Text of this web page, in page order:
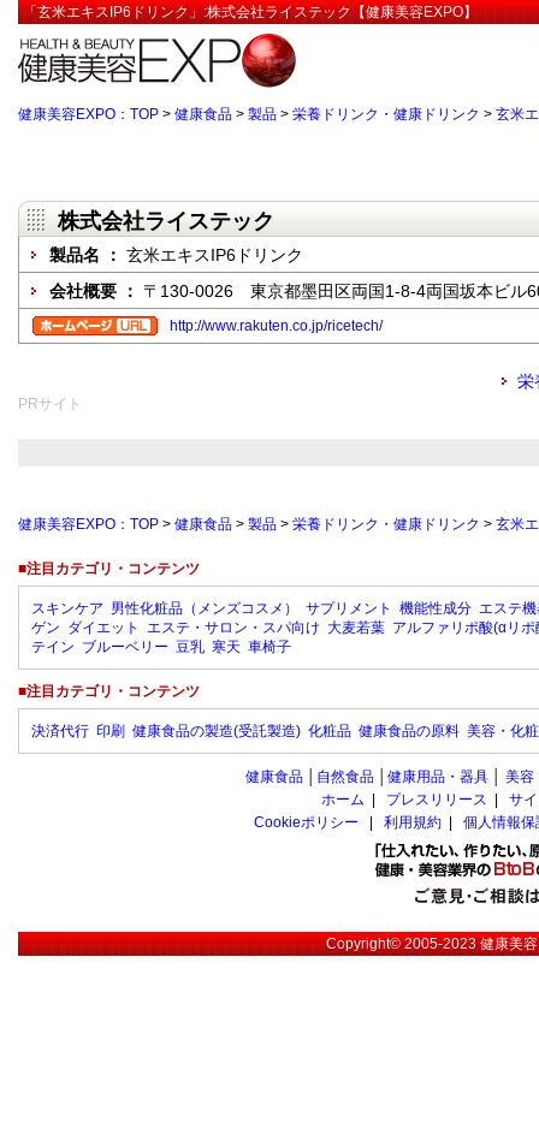
「玄米エキスIP6ドリンク」:株式会社ライステック【健康美容EXPO】
健康美容EXPO：TOP > 健康食品 > 製品 > 栄養ドリンク・健康ドリンク > 玄米
株式会社ライステック
製品名 ： 玄米エキスIP6ドリンク
会社概要 ： 〒130-0026 東京都墨田区両国1-8-4両国坂本ビル
http://www.rakuten.co.jp/ricetech/
栄
PRサイト
健康美容EXPO：TOP > 健康食品 > 製品 > 栄養ドリンク・健康ドリンク > 玄米
■注目カテゴリ・コンテンツ
スキンケア 男性化粧品（メンズコスメ） サプリメント 機能性成分 エステ
ゲン ダイエット エステ・サロン・スパ向け 大麦若葉 アルファリポ酸(αリポ
テイン ブルーベリー 豆乳 寒天 車椅子
■注目カテゴリ・コンテンツ
決済代行 印刷 健康食品の製造(受託製造) 化粧品 健康食品の原料 美容・化
健康食品 自然食品 健康用品・器具 美容
ホーム
プレスリリース
サ
Cookieポリシー
利用規約 個人情報
Copyright© 2005-2023健康美